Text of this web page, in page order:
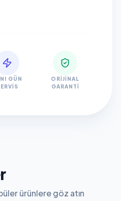
GÜN
ORIJINAL
GARANTI
ürünlere göz atın